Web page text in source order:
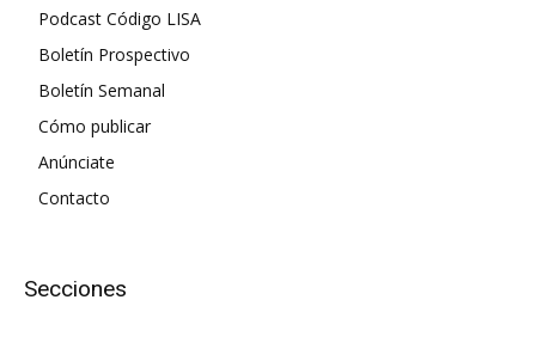
Podcast Código LISA
Boletín Prospectivo
Boletín Semanal
Cómo publicar
Anúnciate
Contacto
Secciones